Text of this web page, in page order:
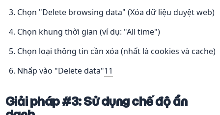
Chọn "Delete browsing data" (Xóa dữ liệu duyệt web)
Chọn khung thời gian (ví dụ: "All time")
Chọn loại thông tin cần xóa (nhất là cookies và cache)
Nhấp vào "Delete data"11
Giải pháp #3: Sử dụng chế độ ẩn